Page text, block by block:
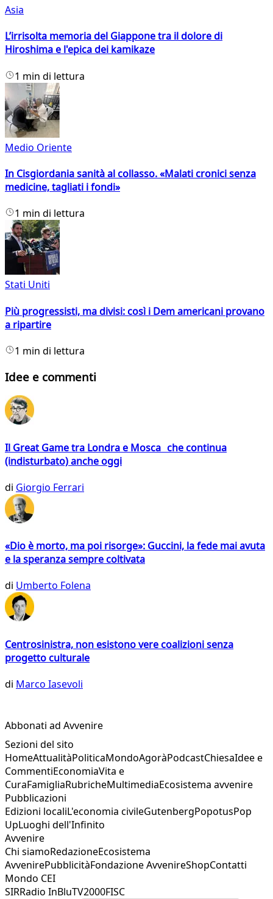
Asia
L’irrisolta memoria del Giappone tra il dolore di
Hiroshima e l'epica dei kamikaze
1 min di lettura
Medio Oriente
In Cisgiordania sanità al collasso. «Malati cronici senza
medicine, tagliati i fondi»
1 min di lettura
Stati Uniti
Più progressisti, ma divisi: così i Dem americani provano
a ripartire
1 min di lettura
Idee e commenti
Il Great Game tra Londra e Mosca che continua
(indisturbato) anche oggi
di Giorgio Ferrari
«Dio è morto, ma poi risorge»: Guccini, la fede mai avuta
e la speranza sempre coltivata
di Umberto Folena
Centrosinistra, non esistono vere coalizioni senza
progetto culturale
di Marco Iasevoli
Abbonati ad Avvenire
Sezioni del sito
HomeAttualitàPoliticaMondoAgoràPodcastChiesaIdee e
CommentiEconomiaVita e
CuraFamigliaRubricheMultimediaEcosistema avvenire
Pubblicazioni
Edizioni localiL'economia civileGutenbergPopotusPop
UpLuoghi dell'Infinito
Avvenire
Chi siamoRedazioneEcosistema
AvvenirePubblicitàFondazione AvvenireShopContatti
Mondo CEI
SIRRadio InBluTV2000FISC